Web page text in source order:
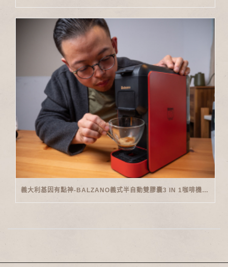
義大利基因有點神-BALZANO義式半自動雙膠囊3 IN 1咖啡機開箱